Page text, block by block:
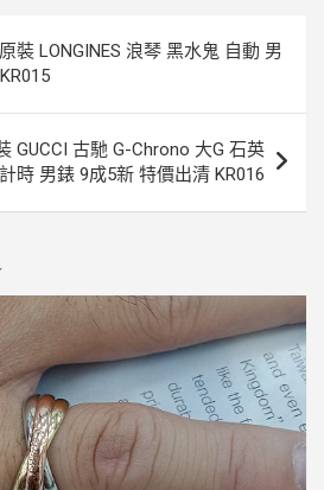
裝 LONGINES 浪琴 黑水鬼 自動 男
GUCCI 古馳 G-Chrono 大G 石英
計時 男錶 9成5新 特價出清 KR016